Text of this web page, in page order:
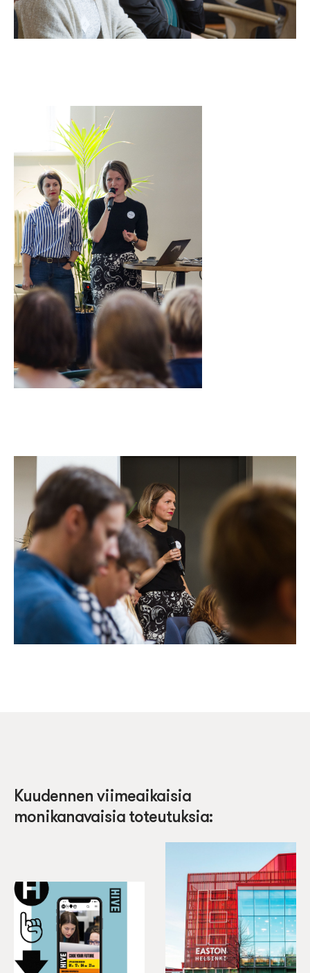
Kuudennen viimeaikaisia
monikanavaisia toteutuksia: